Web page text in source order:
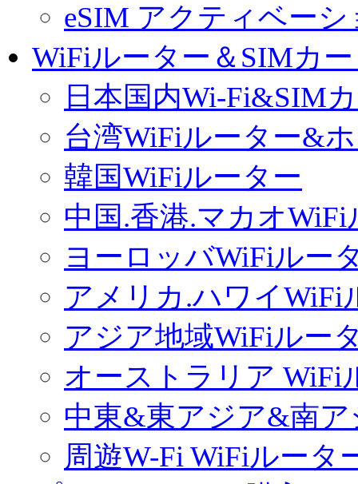
eSIM アクティベー
WiFiルーター＆SIMカ
日本国内Wi-Fi&SIM
台湾WiFiルーター&
韓国WiFiルーター
中国.香港.マカオWiFi
ヨーロッバWiFiルー
アメリカ.ハワイWiFi
アジア地域WiFiルー
オーストラリア WiFi
中東&東アジア&南
周遊W-Fi WiFiルータ